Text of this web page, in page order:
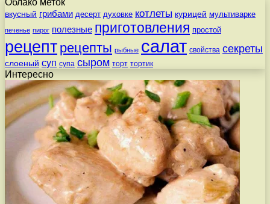
вкусный грибами десерт духовке котлеты курицей мультиварке
печенье пирог полезные приготовления простой
рецепт рецепты рыбные салат свойства секреты
слоеный суп супа сыром торт тортик
Интересно